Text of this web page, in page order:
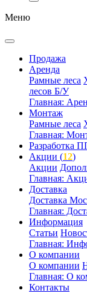
Меню
Продажа
Аренда
Рамные леса
лесов Б/У
Главная:
Монтаж
Рамные леса
Главная:
Разработка
Акции (12)
Акции
Главная:
Доставка
Доставка
Главная:
Информация
Статьи
Главная:
О компании
О компании
Главная: О
Контакты